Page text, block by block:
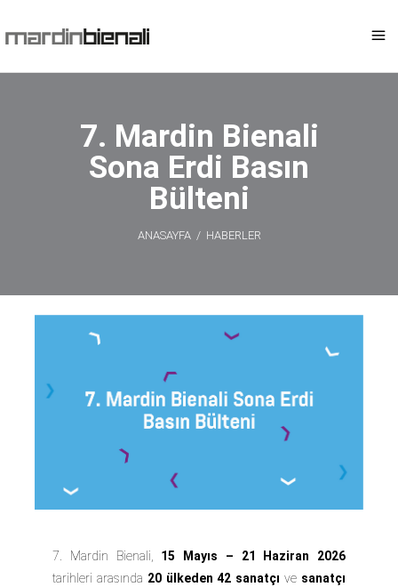
7. Mardin Bienali
Sona Erdi Basın
Bülteni
ANASAYFA/ HABERLER
7. Mardin Bienali, 15 Mayıs – 21 Haziran 2026
tarihleri arasında 20 ülkeden 42 sanatçıve sanatçı